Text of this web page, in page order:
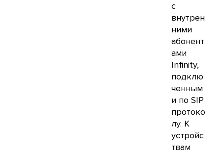
с
внутрен
ними
абонент
ами
Infinity,
подклю
ченным
и по SIP
протоко
лу. К
устройс
твам